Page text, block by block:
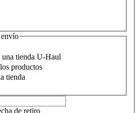
tienda U-Haul
productos
tienda
de retiro